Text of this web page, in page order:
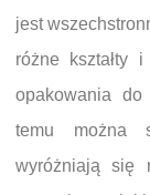
jest
różne kształty
opakowania do
temu można
wyróżniają się